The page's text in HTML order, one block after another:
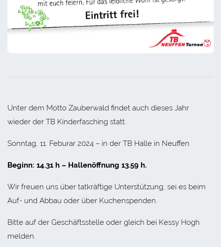
Unter dem Motto Zauberwald findet auch dieses Jahr
wieder der TB Kinderfasching statt.
Sonntag, 11. Feburar 2024 – in der TB Halle in Neuffen
Beginn: 14.31 h – Hallenöffnung 13.59 h.
Wir freuen uns über tatkräftige Unterstützung, sei es beim
Auf- und Abbau oder über Kuchenspenden.
Bitte auf der Geschäftsstelle oder gleich bei Kessy Hogh
melden.